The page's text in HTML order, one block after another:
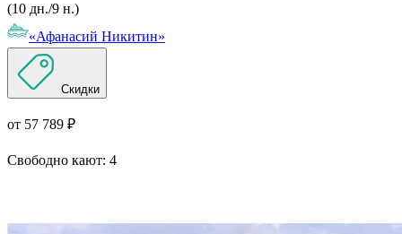
(10 дн./9 н.)
«Афанасий Никитин»
Скидки
от 57 789 ₽
Свободно кают: 4